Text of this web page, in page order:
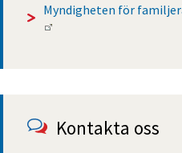
Myndigheten för
Kontakta oss